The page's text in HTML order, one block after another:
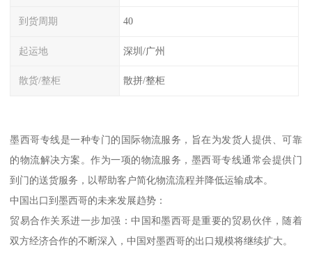
到货周期 40
起运地 深圳/广州
散货/整柜 散拼/整柜
墨西哥专线是一种专门的国际物流服务，旨在为发货人提供、可靠
的物流解决方案。作为一项的物流服务，墨西哥专线通常会提供门
到门的送货服务，以帮助客户简化物流流程并降低运输成本。
中国出口到墨西哥的未来发展趋势：
贸易合作关系进一步加强：中国和墨西哥是重要的贸易伙伴，随着
双方经济合作的不断深入，中国对墨西哥的出口规模将继续扩大。